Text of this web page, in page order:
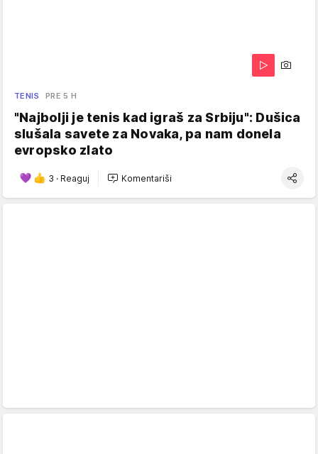
TENIS PRE 5 H
"Najbolji je tenis kad igraš za Srbiju": Dušica
slušala savete za Novaka, pa nam donela
evropsko zlato
3 · Reaguj Komentariši